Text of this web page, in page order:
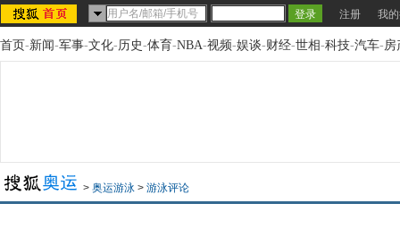
注册 我
首页-新闻-军事-文化-历史-体育-NBA-视频-娱谈-财经-世相-科技-汽车-房
> 奥运游泳 > 游泳评论